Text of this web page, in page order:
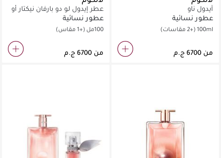
آيدول ناو
عطور نسائية
100ml(+2 مقاسات)
من
عطر إيدول لو دو بارفان نيكتار أو
دو برفان
عطور نسائية
100مل (+1 مقاس)
من